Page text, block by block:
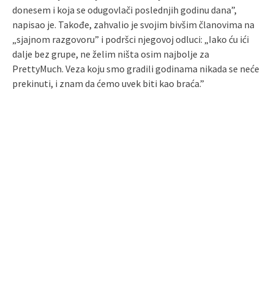
donesem i koja se odugovlači poslednjih godinu dana”,
napisao je. Takođe, zahvalio je svojim bivšim članovima na
„sjajnom razgovoru” i podršci njegovoj odluci: „Iako ću ići
dalje bez grupe, ne želim ništa osim najbolje za
PrettyMuch. Veza koju smo gradili godinama nikada se neće
prekinuti, i znam da ćemo uvek biti kao braća.”